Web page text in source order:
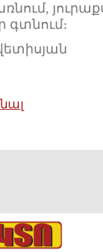
գտնում։